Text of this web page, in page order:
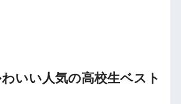
いい人気の高校生ベスト